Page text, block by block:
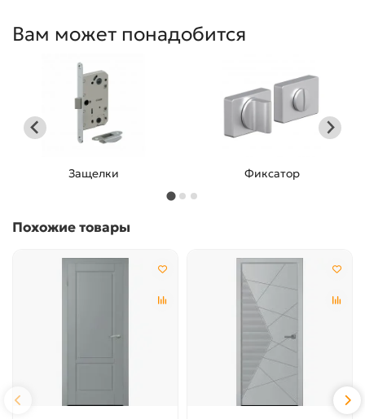
Вам может понадобится
Защелки Фиксатор
Похожие товары